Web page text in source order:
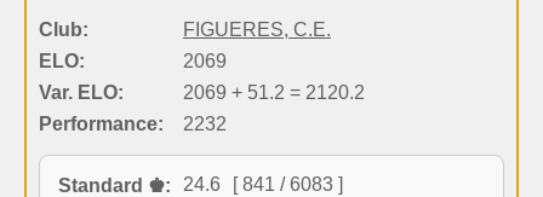
Club:
FIGUERES, C.E.
ELO:
2069
Var. ELO:
2069 + 51.2 = 2120.2
Performance:
2232
Standard ♚: 24.6
[ 841 / 6083 ]